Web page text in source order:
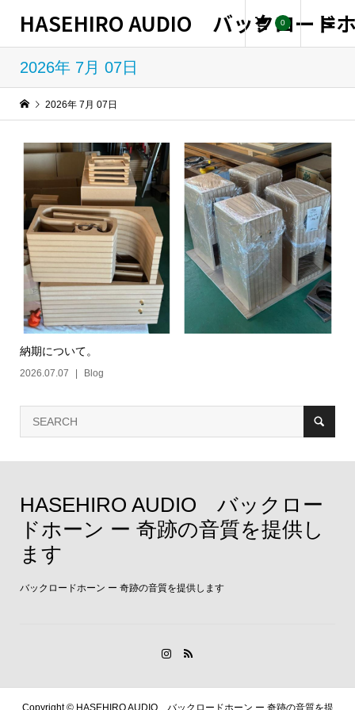
HASEHIRO AUDIO バックロード
0
2026年 7月 07日
2026年 7月 07日
納期について。
2026.07.07 Blog
HASEHIRO AUDIO バックロー
ドホーン ー 奇跡の音質を提供し
ます
バックロードホーン ー 奇跡の音質を提供します
Copyright ©HASEHIRO AUDIO バックロードホーン ー 奇跡の音質を提